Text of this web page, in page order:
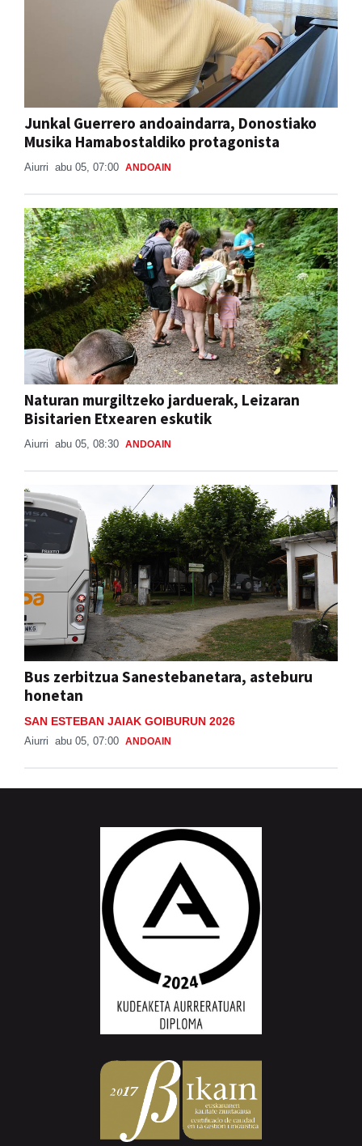
Junkal Guerrero andoaindarra, Donostiako
Musika Hamabostaldiko protagonista
Aiurri abu 05, 07:00 ANDOAIN
Naturan murgiltzeko jarduerak, Leizaran
Bisitarien Etxearen eskutik
Aiurri abu 05, 08:30 ANDOAIN
Bus zerbitzua Sanestebanetara, asteburu
honetan
SAN ESTEBAN JAIAK GOIBURUN 2026
Aiurri abu 05, 07:00 ANDOAIN